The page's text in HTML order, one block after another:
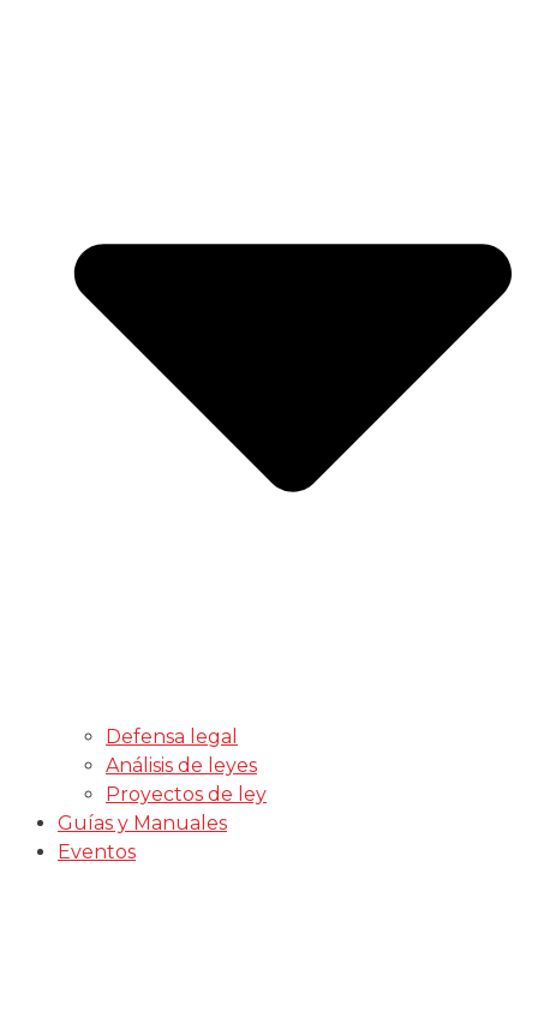
Defensa legal
Análisis de leyes
Proyectos de ley
Guías y Manuales
Eventos